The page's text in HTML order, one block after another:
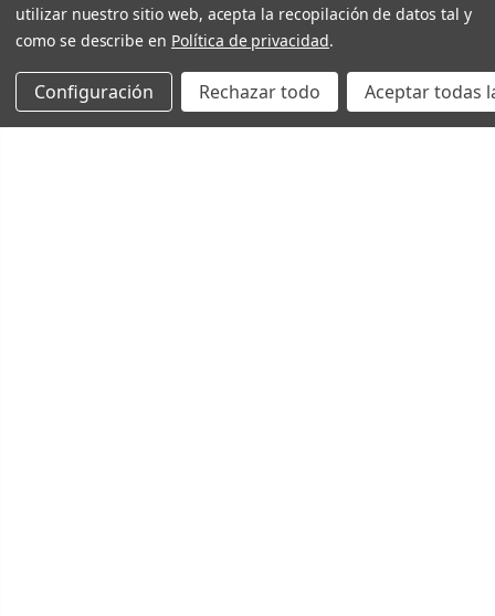
utilizar nuestro sitio web, acepta la recopilación de datos tal y
como se describe en Política de privacidad.
Configuración Rechazar todo Aceptar todas